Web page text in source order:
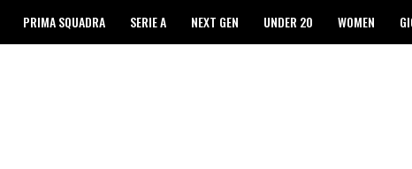
PRIMA SQUADRA SERIE A NEXT GEN UNDER 20 WOMEN